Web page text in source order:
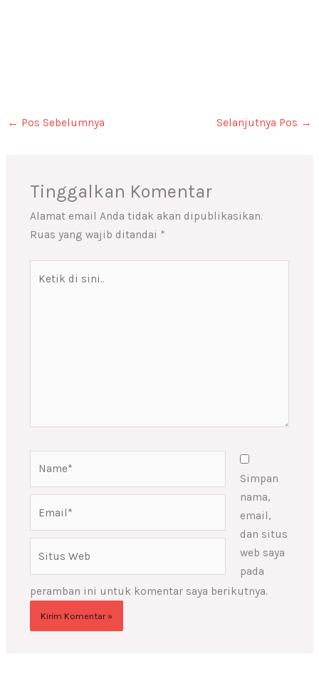
← Pos Sebelumnya Selanjutnya Pos →
Tinggalkan Komentar
Alamat email Anda tidak akan dipublikasikan.
Ruas yang wajib ditandai *
Simpan
nama,
email,
dan situs
web saya
pada
peramban ini untuk komentar saya berikutnya.